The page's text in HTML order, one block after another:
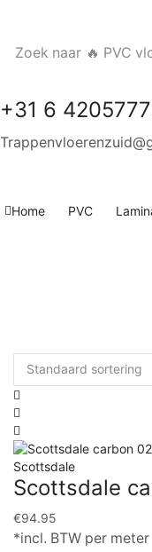
Zoek naar 🔥 PVC
+31 6
Home PVC
Scottsdale
Scottsdale
€94.95
*incl. BTW per meter